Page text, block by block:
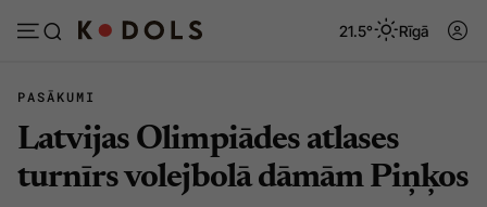
21.5° Rīgā
Abonēt Pieslēgties
PASĀKUMI
Latvijas Olimpiādes atlases
turnīrs volejbolā dāmām Piņķos